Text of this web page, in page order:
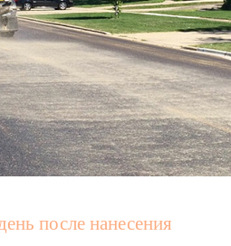
после нанесения